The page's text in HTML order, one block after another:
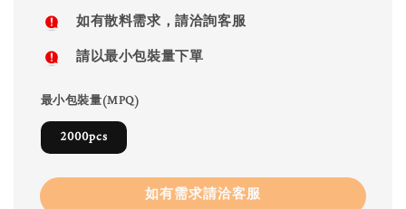
如有散料需求，請洽詢客服
請以最小包裝量下單
最小包裝量(MPQ)
2000pcs
如有需求請洽客服